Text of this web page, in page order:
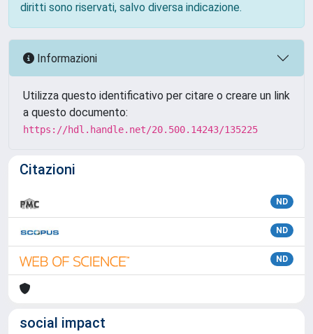
diritti sono riservati, salvo diversa indicazione.
Informazioni
Utilizza questo identificativo per citare o creare un link
a questo documento:
https://hdl.handle.net/20.500.14243/135225
Citazioni
ND
ND
ND
social impact